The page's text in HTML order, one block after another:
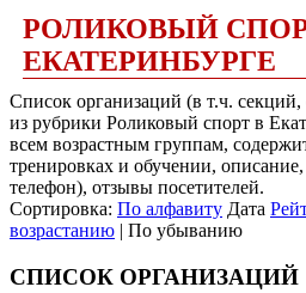
РОЛИКОВЫЙ
ЕКАТЕРИНБУРГЕ
Список организаций (в т.ч.
из рубрики Роликовый спорт в
всем возрастным группам,
тренировках и обучении,
телефон), отзывы посетителей.
Сортировка: По алфавиту Дата
возрастанию | По убыванию
СПИСОК ОРГАНИЗАЦИЙ